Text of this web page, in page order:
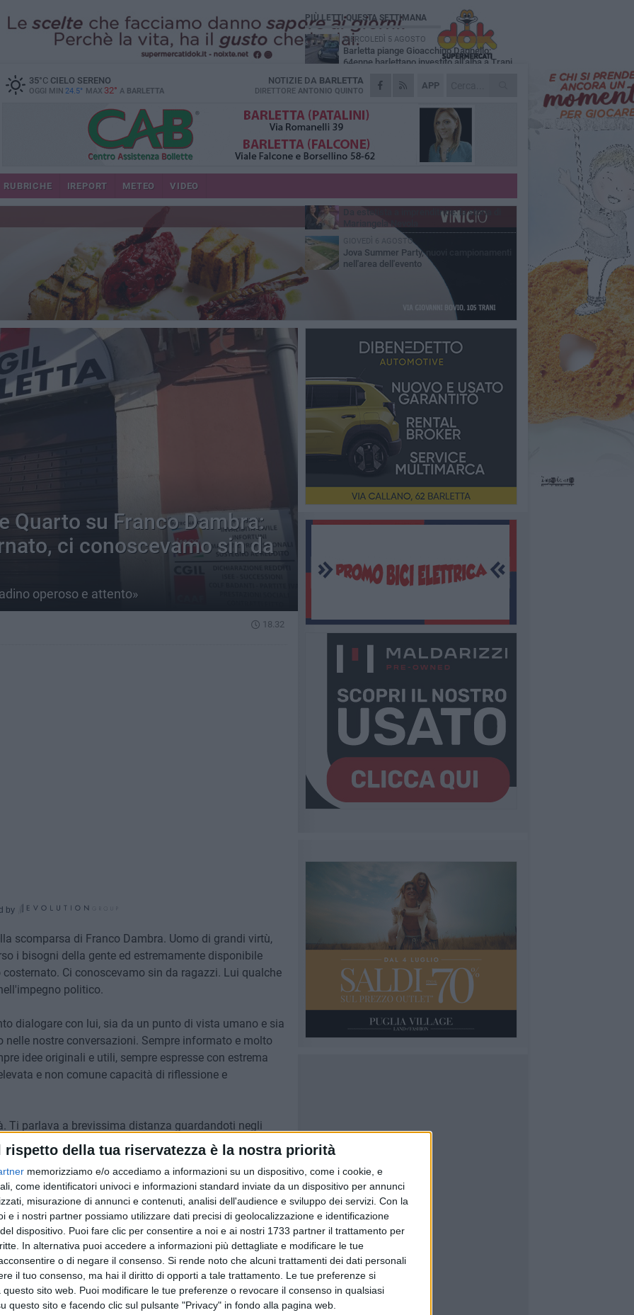
rispetto della tua riservatezza è la nostra priorità
memorizziamo e/o accediamo a informazioni su un dispositivo, come i cookie, e
come identificatori univoci e informazioni standard inviate da un dispositivo per annunci
misurazione di annunci e contenuti, analisi dell'audience e sviluppo dei servizi. Con la
e i nostri partner possiamo utilizzare dati precisi di geolocalizzazione e identificazione
dispositivo. Puoi fare clic per consentire a noi e ai nostri 1733 partner il trattamento per
In alternativa puoi accedere a informazioni più dettagliate e modificare le tue
o di negare il consenso. Si rende noto che alcuni trattamenti dei dati personali
il tuo consenso, ma hai il diritto di opporti a tale trattamento. Le tue preferenze si
sito web. Puoi modificare le tue preferenze o revocare il consenso in qualsiasi
questo sito e facendo clic sul pulsante "Privacy" in fondo alla pagina web.
35°CCIELO SERENO
OGGI MIN 24.5° MAX 32° A BARLETTA
APP
NOTIZIE DA BARLETTA
DIRETTORE ANTONIO QUINTO
RUBRICHE IREPORT METEO VIDEO
Quarto su Franco Dambra:
ci conoscevamo sin da
operoso e attento»
18.32
by
scomparsa di Franco Dambra. Uomo di grandi virtù,
i bisogni della gente ed estremamente disponibile
Ci conoscevamo sin da ragazzi. Lui qualche
politico.
dialogare con lui, sia da un punto di vista umano e sia
nostre conversazioni. Sempre informato e molto
idee originali e utili, sempre espresse con estrema
e non comune capacità di riflessione e
Ti parlava a brevissima distanza guardandoti negli
Anche per questa caratteristica, era molto
comunità cittadina, e non solo, non possa più godere
di cittadino operoso e attento. Grazie per averci
di Eternità» scrive il senatore Ruggiero Quarto.
PIÙ LETTI QUESTA SETTIMANA
MERCOLEDÌ 5 AGOSTO
Barletta piange Gioacchino Dagnello:
64enne barlettano investito all'alba a Trani
GIOVEDÌ 6 AGOSTO
Il ricordo di "Cecco", il benzinaio col
separavano dalla pensione»
VENERDÌ 7 AGOSTO
Incidente sulla 16 bis a Barletta, traffico
bloccato verso Bari
MERCOLEDÌ 5 AGOSTO
Jova Summer Party, giovedì mattina
VENERDÌ 7 AGOSTO
Da estetista a imprenditrice: la storia di
GIOVEDÌ 6 AGOSTO
Jova Summer Party, nuovi campionamenti
nell'area dell'evento